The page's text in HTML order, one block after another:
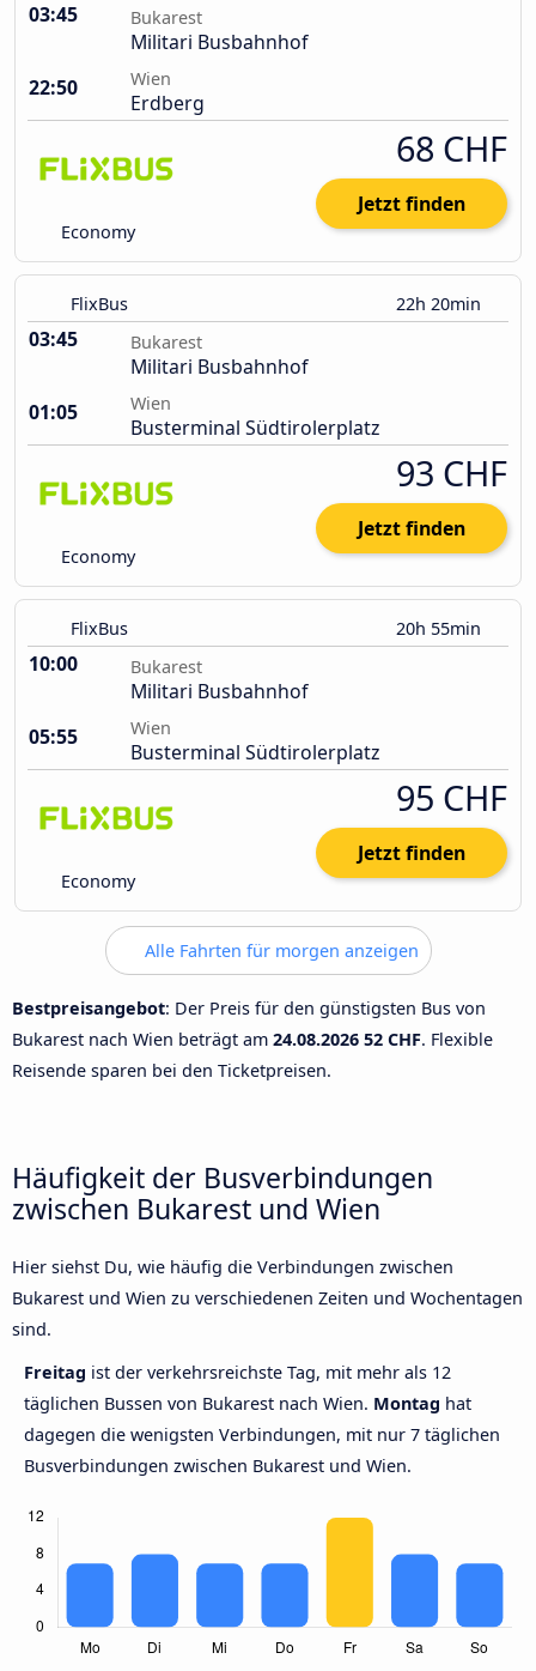
03:45 Bukarest
Militari Busbahnhof
22:50
Wien
Erdberg
Economy
68 CHF
Jetzt finden
FlixBus 22h 20min
03:45 Bukarest
Militari Busbahnhof
01:05
Wien
Busterminal Südtirolerplatz
Economy
93 CHF
Jetzt finden
FlixBus 20h 55min
10:00 Bukarest
Militari Busbahnhof
05:55
Wien
Busterminal Südtirolerplatz
Economy
95 CHF
Jetzt finden
Alle Fahrten für morgen anzeigen
Bestpreisangebot: Der Preis für den günstigsten Bus von
Bukarest nach Wien beträgt am 24.08.2026 52 CHF. Flexible
Reisende sparen bei den Ticketpreisen.
Häufigkeit der Busverbindungen
zwischen Bukarest und Wien
Hier siehst Du, wie häufig die Verbindungen zwischen
Bukarest und Wien zu verschiedenen Zeiten und Wochentagen
sind.
Freitag ist der verkehrsreichste Tag, mit mehr als 12
täglichen Bussen von Bukarest nach Wien. Montag hat
dagegen die wenigsten Verbindungen, mit nur 7 täglichen
Busverbindungen zwischen Bukarest und Wien.